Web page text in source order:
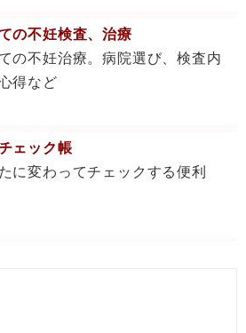
の不妊検査、治療
の不妊治療。病院選び、検査内
得など
ェック帳
に変わってチェックする便利